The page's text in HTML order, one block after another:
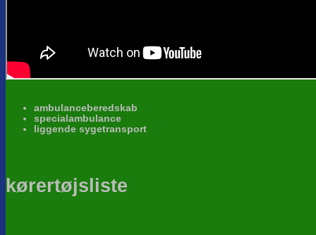
ambulanceberedskab
specialambulance
liggende sygetransport
kørertøjsliste